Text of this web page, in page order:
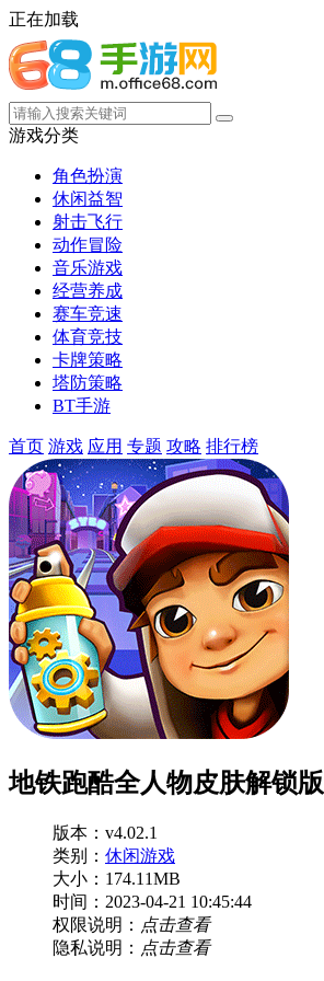
正在加载
游戏分类
角色扮演
休闲益智
射击飞行
动作冒险
音乐游戏
经营养成
赛车竞速
体育竞技
卡牌策略
塔防策略
BT手游
首页 游戏 应用 专题 攻略 排行榜
地铁跑酷全人物皮肤解锁版
版本：v4.02.1
类别： 休闲游戏
大小：174.11MB
时间：2023-04-21 10:45:44
权限说明： 点击查看
隐私说明： 点击查看